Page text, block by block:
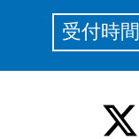
受付時間